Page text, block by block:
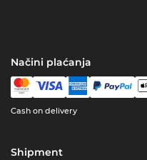
Načini plaćanja
Cash on delivery
Shipment